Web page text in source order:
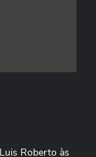
Roberto às